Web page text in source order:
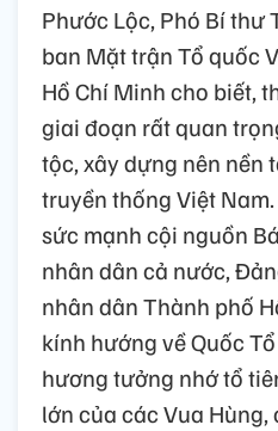
Phước Lộc, Phó Bí thư
ban Mặt trận Tổ quốc
Hồ Chí Minh cho biết,
giai đoạn rất quan
tộc, xây dựng nên nền
truyền thống Việt
sức mạnh cội nguồn
nhân dân cả nước,
nhân dân Thành phố
kính hướng về Quốc
hương tưởng nhớ tổ
lớn của các Vua